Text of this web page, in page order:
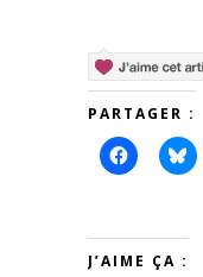
PARTAGER :
J’AIME ÇA :